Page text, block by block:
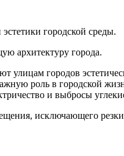
гopодcкой сpеды.
архитектуру города.
городов
роль в городской
и выбросы
исключающего